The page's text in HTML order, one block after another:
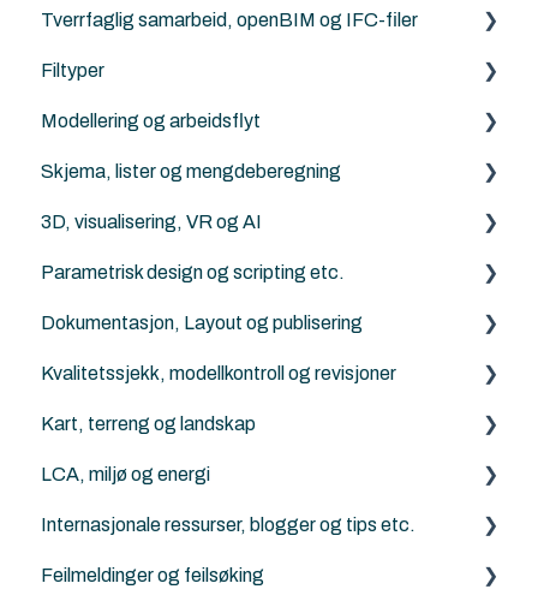
Norske tilleggs objekt-bibiloteker
Archicad standard biblioteker
Tverrfaglig samarbeid, openBIM og IFC-filer
IFC generelt
Archicad
Revit
Solibri
IFC Viewers/Verktøy
Filtyper
PDF
DXF/DWG File (.dxf, .dwg)
Punktsky
FBX (.fbx)
Archicad filtyper (.pln, .pla, .tpl and .mod etc.)
KOF
Modellering og arbeidsflyt
Archicad
ArchiFrame
Skjema, lister og mengdeberegning
Archicad
Solibri
3D, visualisering, VR og AI
Archicad
Twinmotion
AI Visualizer
Parametrisk design og scripting etc.
Python for Archicad
PARAM-O for Archicad
Rhino - Grasshopper
Dokumentasjon, Layout og publisering
Archicad
Kvalitetssjekk, modellkontroll og revisjoner
Solibri
Archicad
Kart, terreng og landskap
Generelt om terreng, kart og Mesh-verktøyet
ArchiTerra
Norkart
LCA, miljø og energi
Energievaluering
DesignLCA
Internasjonale ressurser, blogger og tips etc.
Graphisoft
Feilmeldinger og feilsøking